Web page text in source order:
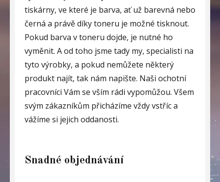
tiskárny, ve které je barva, ať už barevná nebo
černá a právě díky toneru je možné tisknout.
Pokud barva v toneru dojde, je nutné ho
vyměnit. A od toho jsme tady my, specialisti na
tyto výrobky, a pokud nemůžete některý
produkt najít, tak nám napište. Naši ochotní
pracovníci Vám se vším rádi vypomůžou. Všem
svým zákazníkům přicházíme vždy vstříc a
vážíme si jejich oddanosti.
Snadné objednávání